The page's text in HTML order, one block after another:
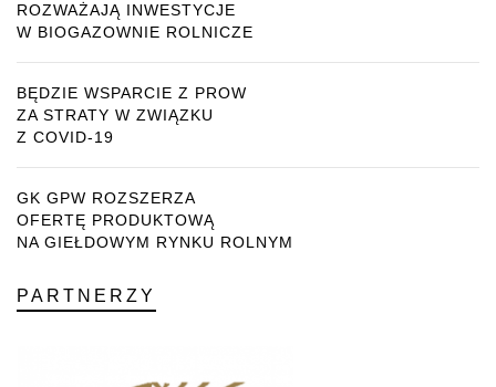
ROZWAŻAJĄ INWESTYCJE
W BIOGAZOWNIE ROLNICZE
BĘDZIE WSPARCIE Z PROW
ZA STRATY W ZWIĄZKU
Z COVID-19
GK GPW ROZSZERZA
OFERTĘ PRODUKTOWĄ
NA GIEŁDOWYM RYNKU ROLNYM
PARTNERZY